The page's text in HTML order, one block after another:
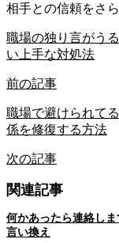
相手との信頼をさ
職場の独り言がう
い上手な対処法
前の記事
職場で避けられて
係を修復する方法
次の記事
関連記事
何かあったら連絡し
言い換え